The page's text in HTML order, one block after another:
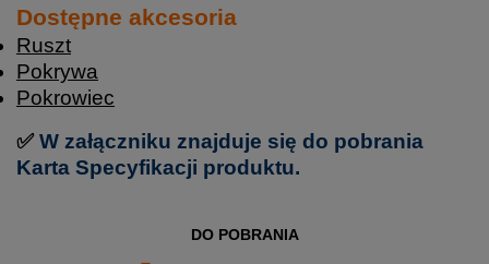
Dostępne akcesoria
Ruszt
Pokrywa
Pokrowiec
✅ W załączniku znajduje się do pobrania
Karta Specyfikacji produktu.
DO POBRANIA